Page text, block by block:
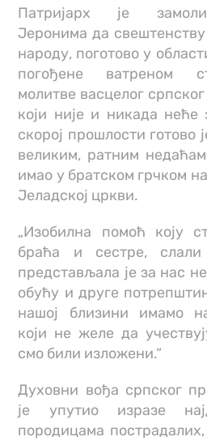
Патријарх је
Јеронима да
народу, поготово у
погођене ватреном
молитве васцелог
који није и никада неће
скорој прошлости готово
великим, ратним
имао у братском грчком
Јеладској цркви.
„Изобилна помоћ коју
браћа и сестре,
представљала је за нас
обућу и друге
нашој близини имамо
који не желе да
смо били изложени.“
Духовни вођа српског
је упутио изразе
породицама